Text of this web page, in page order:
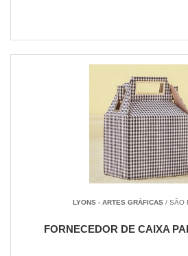
LYONS - ARTES GRÁFICAS/ SÃO
FORNECEDOR DE CAIXA